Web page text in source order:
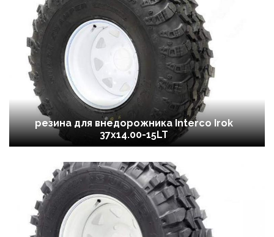
резина для внедорожника Interco Irok
37x14.00-15LT